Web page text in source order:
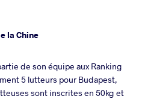
la Chine
de son équipe aux Ranking
5 lutteurs pour Budapest,
sont inscrites en 50kg et